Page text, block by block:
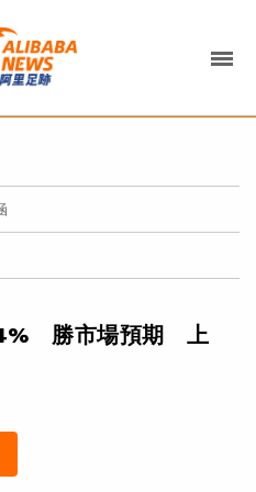
勝市場預期 上